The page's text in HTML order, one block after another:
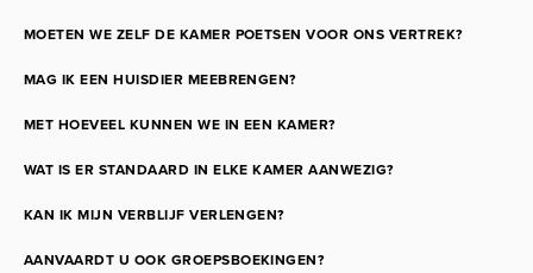
MOETEN WE ZELF DE KAMER POETSEN VOOR ONS VERTREK?
MAG IK EEN HUISDIER MEEBRENGEN?
MET HOEVEEL KUNNEN WE IN EEN KAMER?
WAT IS ER STANDAARD IN ELKE KAMER AANWEZIG?
KAN IK MIJN VERBLIJF VERLENGEN?
AANVAARDT U OOK GROEPSBOEKINGEN?